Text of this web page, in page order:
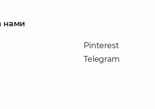
нами
Pinterest
Telegram